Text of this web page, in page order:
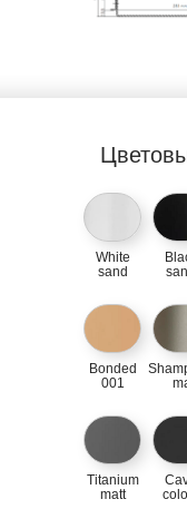
White
sand
Bonded
001
Titanium
matt